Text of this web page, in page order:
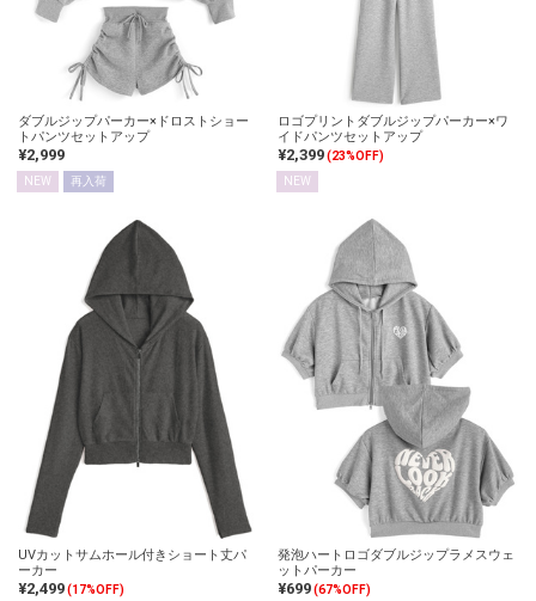
ダブルジップパーカー×ドロストショー
トパンツセットアップ
¥2,999
NEW 再入荷
ロゴプリントダブルジップパーカー×ワ
イドパンツセットアップ
¥2,399(23%OFF)
NEW
UVカットサムホール付きショート丈パ
ーカー
¥2,499(17%OFF)
発泡ハートロゴダブルジップラメスウェ
ットパーカー
¥699(67%OFF)